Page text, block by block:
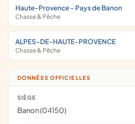
Haute-Provence - Pays de Banon
Chasse & Pêche
ALPES-DE-HAUTE-PROVENCE
Chasse & Pêche
DONNÉES OFFICIELLES
SIÈGE
Banon (04150)